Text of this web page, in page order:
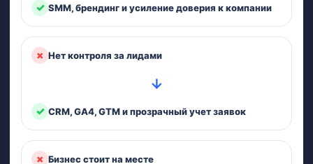
✓ SMM, брендинг и усиление доверия к компании
× Нет контроля за лидами
→
✓ CRM, GA4, GTM и прозрачный учет заявок
× Бизнес стоит на месте